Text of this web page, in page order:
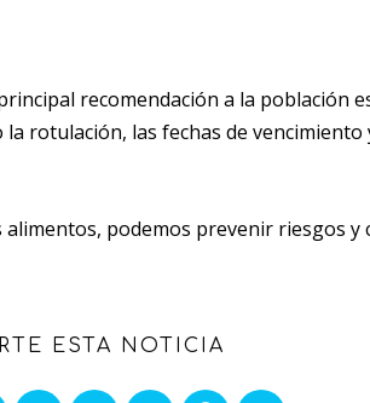
recomendación a la población
rotulación, las fechas de vencimiento
podemos prevenir riesgos y
ESTA NOTICIA